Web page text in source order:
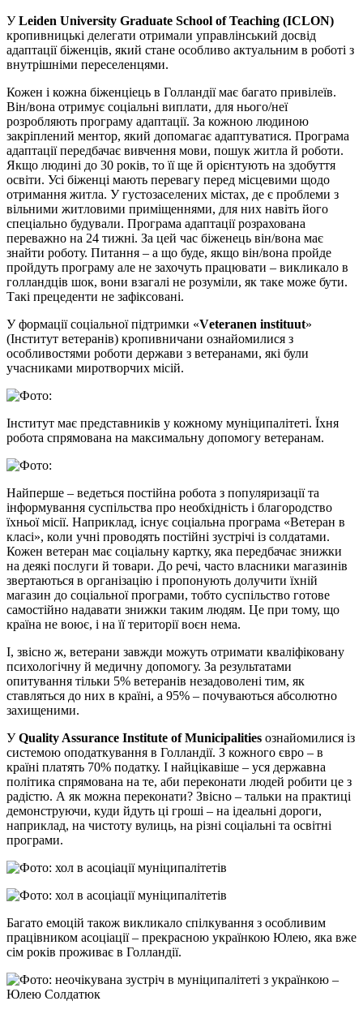
УLeiden University Graduate School of Teaching (ICLON)
кропивницькі делегати отримали управлінський досвід
адаптації біженців, який стане особливо актуальним в роботі з
внутрішніми переселенцями.
Кожен і кожна біженціець в Голландії має багато привілеїв.
Він/вона отримує соціальні виплати, для нього/неї
розробляють програму адаптації. За кожною людиною
закріплений ментор, який допомагає адаптуватися. Програма
адаптації передбачає вивчення мови, пошук житла й роботи.
Якщо людині до 30 років, то її ще й орієнтують на здобуття
освіти. Усі біженці мають перевагу перед місцевими щодо
отримання житла. У густозаселених містах, де є проблеми з
вільними житловими приміщеннями, для них навіть його
спеціально будували. Програма адаптації розрахована
переважно на 24 тижні. За цей час біженець він/вона має
знайти роботу. Питання – а що буде, якщо він/вона пройде
пройдуть програму але не захочуть працювати – викликало в
голландців шок, вони взагалі не розуміли, як таке може бути.
Такі прецеденти не зафіксовані.
У формації соціальної підтримки «Vеteranen instituut»
(Інститут ветеранів) кропивничани ознайомилися з
особливостями роботи держави з ветеранами, які були
учасниками миротворчих місій.
Інститут має представників у кожному муніципалітеті. Їхня
робота спрямована на максимальну допомогу ветеранам.
Найперше – ведеться постійна робота з популяризації та
інформування суспільства про необхідність і благородство
їхньої місії. Наприклад, існує соціальна програма «Ветеран в
класі», коли учні проводять постійні зустрічі із солдатами.
Кожен ветеран має соціальну картку, яка передбачає знижки
на деякі послуги й товари. До речі, часто власники магазинів
звертаються в організацію і пропонують долучити їхній
магазин до соціальної програми, тобто суспільство готове
самостійно надавати знижки таким людям. Це при тому, що
країна не воює, і на її території воєн нема.
І, звісно ж, ветерани завжди можуть отримати кваліфіковану
психологічну й медичну допомогу. За результатами
опитування тільки 5% ветеранів незадоволені тим, як
ставляться до них в країні, а 95% – почуваються абсолютно
захищеними.
УQuality Assurance Institute of Municipalities ознайомилися із
системою оподаткування в Голландії. З кожного євро – в
країні платять 70% податку. І найцікавіше – уся державна
політика спрямована на те, аби переконати людей робити це з
радістю. А як можна переконати? Звісно – тальки на практиці
демонструючи, куди йдуть ці гроші – на ідеальні дороги,
наприклад, на чистоту вулиць, на різні соціальні та освітні
програми.
Багато емоцій також викликало спілкування з особливим
працівником асоціації – прекрасною українкою Юлею, яка вже
сім років проживає в Голландії.